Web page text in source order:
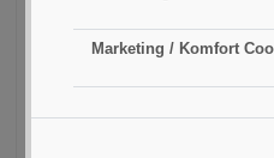
Marketing / Komfort